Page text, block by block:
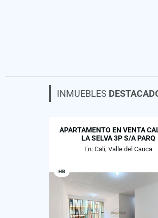
INMUEBLES
APARTAMENTO EN VENTA
LA SELVA 3P S/A PARQ
En: Cali, Valle del Cauca
HB